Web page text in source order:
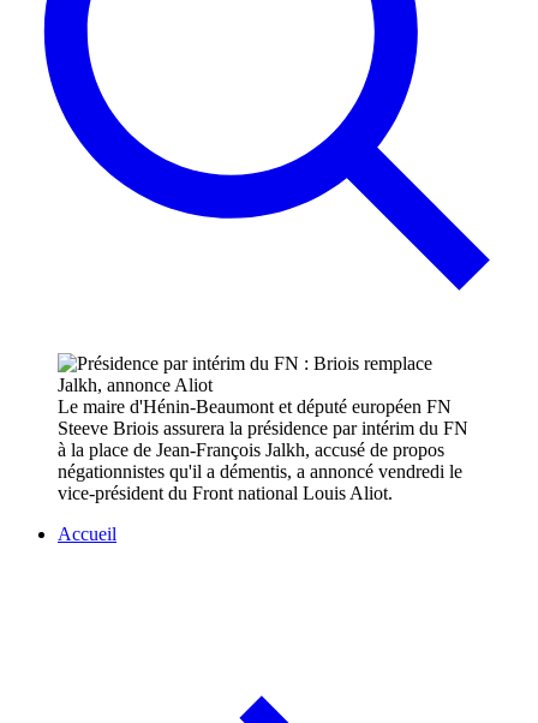
Le maire d'Hénin-Beaumont et député européen FN
Steeve Briois assurera la présidence par intérim du FN
à la place de Jean-François Jalkh, accusé de propos
négationnistes qu'il a démentis, a annoncé vendredi le
vice-président du Front national Louis Aliot.
Accueil